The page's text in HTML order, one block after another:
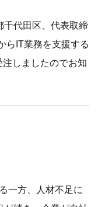
千代田区、代表取締
らIT業務を支援する
注しましたのでお知
一方、人材不足に